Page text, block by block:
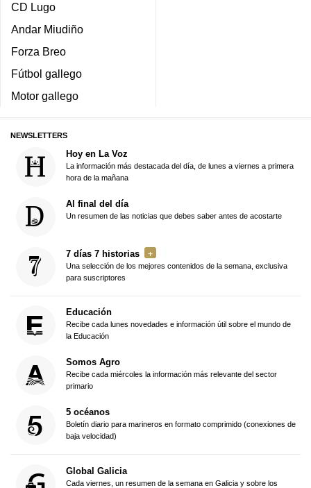
CD Lugo
Andar Miudiño
Forza Breo
Fútbol gallego
Motor gallego
NEWSLETTERS
Hoy en La Voz
La información más destacada del día, de lunes a viernes a primera
hora de la mañana
Al final del día
Un resumen de las noticias que debes saber antes de acostarte
7 días 7 historias
Una selección de los mejores contenidos de la semana, exclusiva
para suscriptores
Educación
Recibe cada lunes novedades e información útil sobre el mundo de
la Educación
Somos Agro
Recibe cada miércoles la información más relevante del sector
primario
5 océanos
Boletín diario para marineros en formato comprimido (conexiones de
baja velocidad)
Global Galicia
Cada viernes, un resumen de la semana en Galicia y sobre los